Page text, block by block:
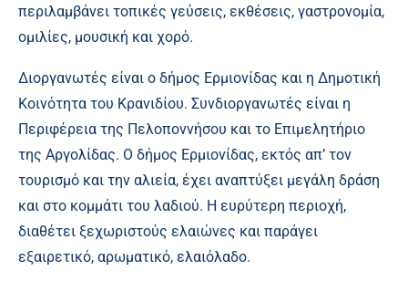
περιλαμβάνει τοπικές γεύσεις, εκθέσεις, γαστρονομία,
ομιλίες, μουσική και χορό.
Διοργανωτές είναι ο δήμος Ερμιονίδας και η Δημοτική
Κοινότητα του Κρανιδίου. Συνδιοργανωτές είναι η
Περιφέρεια της Πελοποννήσου και το Επιμελητήριο
της Αργολίδας. Ο δήμος Ερμιονίδας, εκτός απ’ τον
τουρισμό και την αλιεία, έχει αναπτύξει μεγάλη δράση
και στο κομμάτι του λαδιού. Η ευρύτερη περιοχή,
διαθέτει ξεχωριστούς ελαιώνες και παράγει
εξαιρετικό, αρωματικό, ελαιόλαδο.